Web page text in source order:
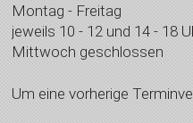
Montag - Freitag
jeweils 10 - 12 und 14 - 18
Mittwoch geschlossen
Um eine vorherige